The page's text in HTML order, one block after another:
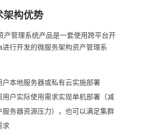
架构优势
产管理系统产品是一套使用跨平台开
行开发的微服务架构资产管理系
户本地服务器或私有云实施部署
用户实际使用需求实现单机部署（减
服务器资源压力），也可以满足集群
求